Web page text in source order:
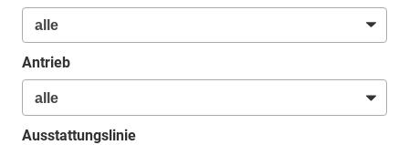
Antrieb
Ausstattungslinie